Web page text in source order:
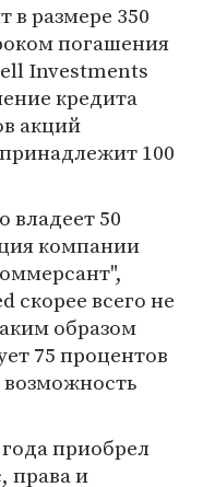
размере 350
погашения
Investments
кредита
акций
100
50
компании
всего не
образом
75 процентов
приобрел
права и